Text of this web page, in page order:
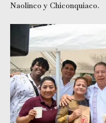
Naolinco y Chiconquiaco.